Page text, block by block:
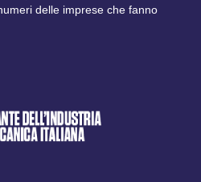
delle imprese che fanno